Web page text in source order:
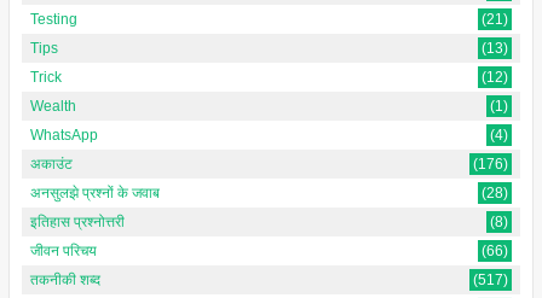
Testing
(21)
Tips
(13)
Trick
(12)
Wealth
(1)
WhatsApp
(4)
अकाउंट
(176)
अनसुलझे प्रश्नों के जवाब
(28)
इतिहास प्रश्नोत्तरी
(8)
जीवन परिचय
(66)
तकनीकी शब्द
(517)